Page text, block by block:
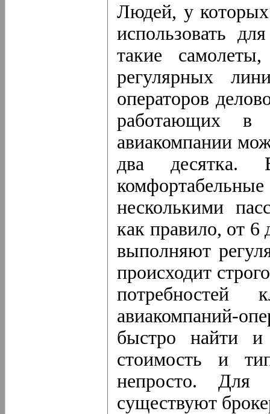
Людей, у которых
использовать
такие
регулярных
операторов
работающих
авиакомпании
два десятка.
несколькими
как правило, от 6
выполняют
происходит
потребностей
авиакомпаний-
быстро найти и
стоимость и
непросто.
существуют